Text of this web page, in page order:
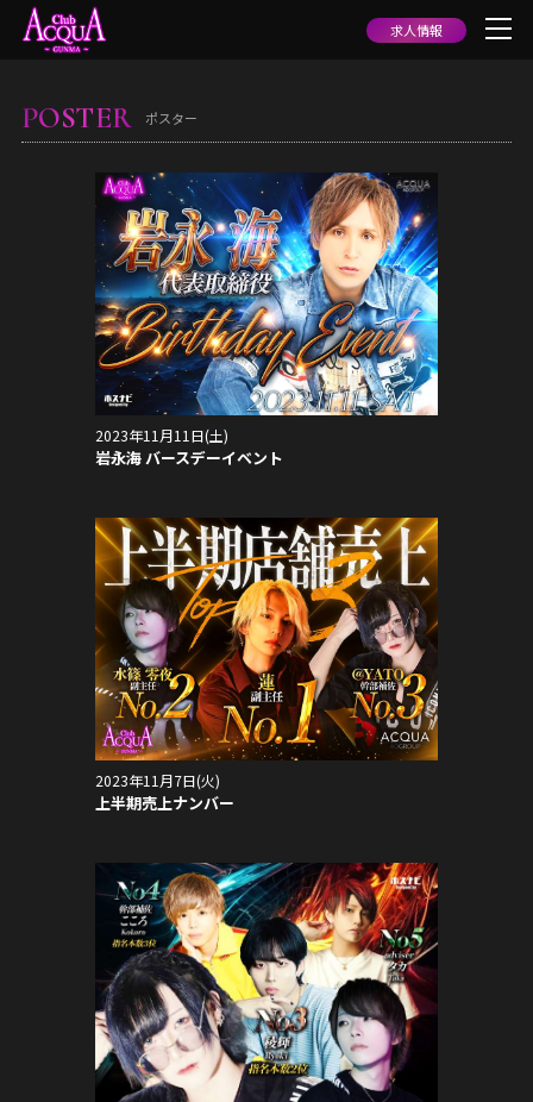
求人情報
POSTER ポスター
2023年11月11日(土)
岩永海 バースデーイベント
2023年11月7日(火)
上半期売上ナンバー